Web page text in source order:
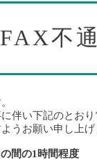
不
伴い下記のとお
うお願い申し上げ
間の1時間程度